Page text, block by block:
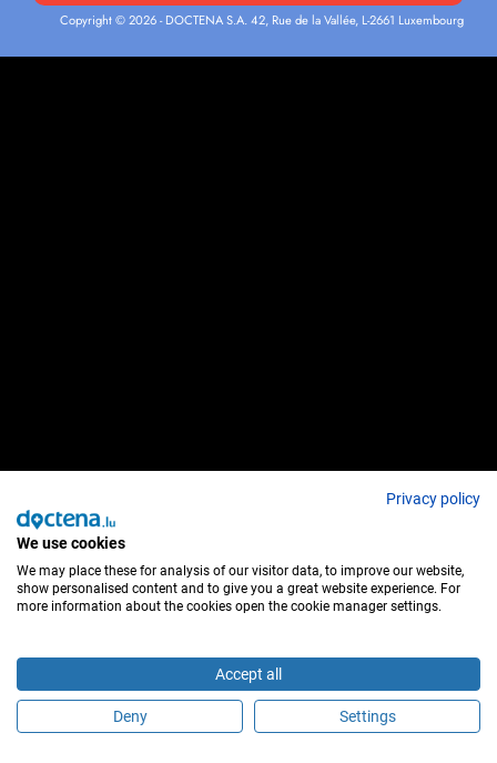
É este profissional de saúde?
Copyright © 2026 - DOCTENA S.A. 42, Rue de la Vallée, L-2661 Luxembourg
Privacy policy
We use cookies
We may place these for analysis of our visitor data, to improve our website,
show personalised content and to give you a great website experience. For
more information about the cookies open the cookie manager settings.
Accept all
Deny Settings